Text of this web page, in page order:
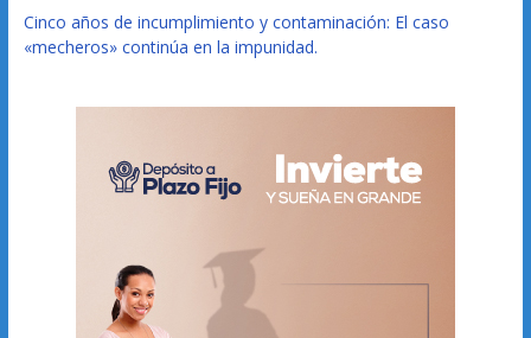
Cinco años de incumplimiento y contaminación: El caso
«mecheros» continúa en la impunidad.